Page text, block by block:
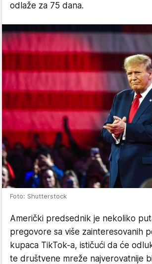
odlaže za 75 dana.
Foto: Shutterstock
Američki predsednik je nekoliko
pregovore sa više zainteresovanih
kupaca TikTok-a, ističući da će
te društvene mreže najverovatnije